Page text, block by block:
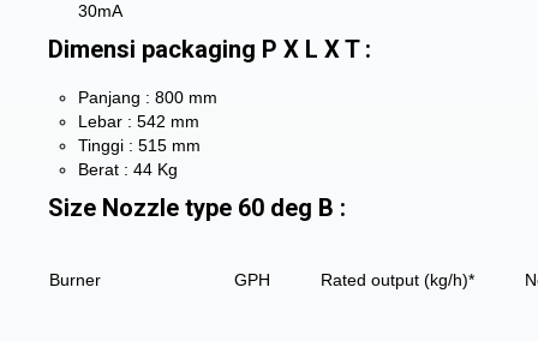
30mA
Dimensi packaging P X L X T :
Panjang : 800 mm
Lebar : 542 mm
Tinggi : 515 mm
Berat : 44 Kg
Size Nozzle type 60 deg B :
Burner GPH Rated output (kg/h)*